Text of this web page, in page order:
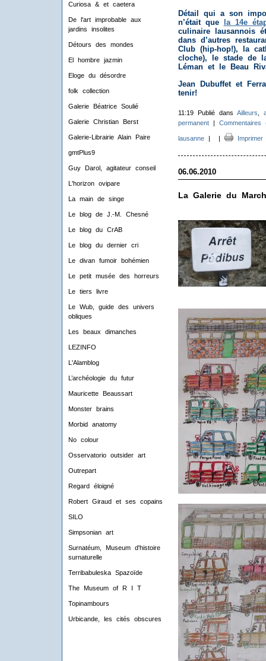
Curiosa & et caetera
De l'art improbable aux
jardins insolites
Détours des mondes
El hombre jazmin
Eloge du désordre
folk collection
Galerie Béatrice Soulié
Galerie Christian Berst
Galerie-Librairie Alain Paire
gmtPlus9
Guy Darol, agitateur conseil
L'horizon ovipare
La main de singe
Le blog de J.-M. Chesné
Le blog du CrAB
Le blog du dernier cri
Le divan fumoir bohémien
Le petit musée des horreurs
Le tiers livre
Le Wub, guide des univers
obliques
Les beaux dimanches
LEZINFO
L'Alamblog
L’archéologie du futur
Mauricette Beaussart
Monster brains
Morbid anatomy
No colour
Osservatorio outsider art
Outrepart
Regard éloigné
Robert Giraud et ses copains
SILO
Simpsonian art
Surnatéum, Museum d'histoire
surnaturelle
Terribabuleska Spazoïde
The Museum of R I T
Topinambours
Urbicande, les cités obscures
Détail qui a son
n’était que
la 14e
culinaire lausannois
dans d’autres
Club (hip-hop!), la
cloche), le stade de
Léman et le Beau
Jean Dubuffet et
tenir!
11:19 Publié dans Ailleurs
permanent| Commentaires
lausanne| | Imprimer
06.06.2010
La Galerie du